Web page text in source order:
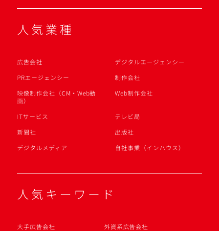
人気業種
広告会社
デジタルエージェンシー
PRエージェンシー
制作会社
映像制作会社（CM・Web動
画）
Web制作会社
ITサービス
テレビ局
新聞社
出版社
デジタルメディア
自社事業（インハウス）
人気キーワード
大手広告会社
外資系広告会社